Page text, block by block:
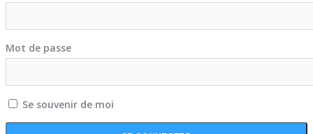
Mot de passe
Se souvenir de moi